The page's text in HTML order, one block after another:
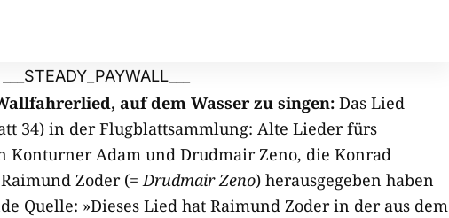
___STEADY_PAYWALL___
auf dem Wasser zu singen: Das Lied
34) in der Flugblattsammlung: Alte Lieder fürs
Konturner Adam und Drudmair Zeno, die Konrad
Zoder (=Drudmair Zeno) herausgegeben haben
Quelle: »Dieses Lied hat Raimund Zoder in der aus dem